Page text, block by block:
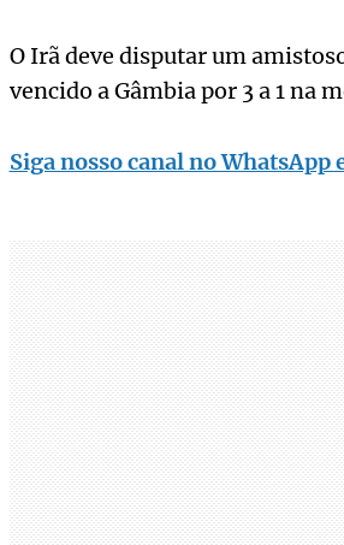
O Irã deve disputar um
vencido a Gâmbia por 3 a 1 na
Siga nosso canal no WhatsApp